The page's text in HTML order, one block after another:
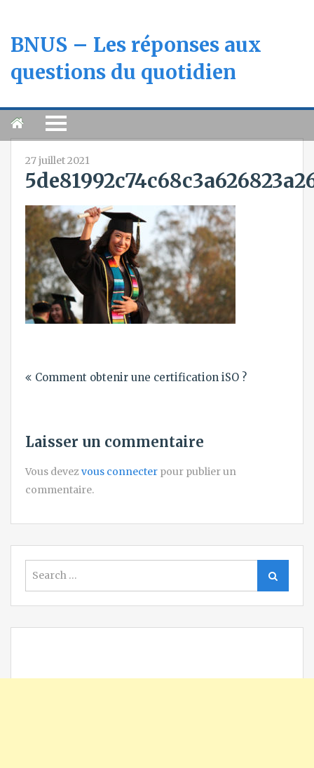
BNUS – Les réponses aux
questions du quotidien
27 juillet 2021
deComment obtenir une certification iSO ?
Laisser un commentaire
Vous devezvous connecter pour publier un
commentaire.
for:
Search